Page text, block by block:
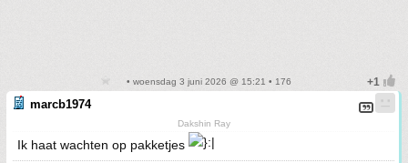
• woensdag 3 juni 2026 @ 15:21 • 176
marcb1974
Dakshin Ray
Ik haat wachten op pakketjes